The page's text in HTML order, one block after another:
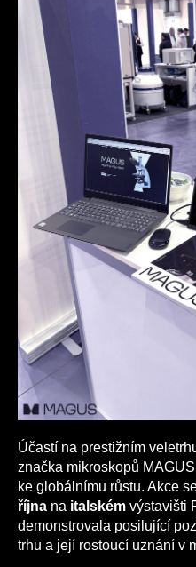
Účastí na prestižním
značka mikroskopů
ke globálnímu růstu. Akce
října na italském výstavišti
demonstrovala posilující
trhu a její rostoucí uznání v